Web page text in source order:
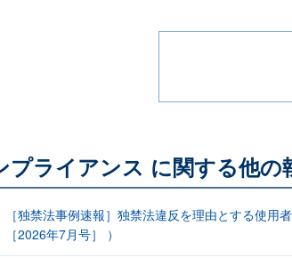
プライアンス に関する他の
［独禁法事例速報］独禁法違反を理由とする使
［2026年7月号］ ）